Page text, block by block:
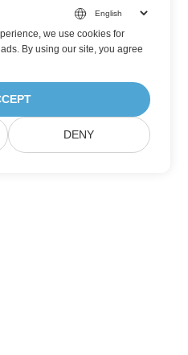
we use cookies for
By using our site, you agree
DENY